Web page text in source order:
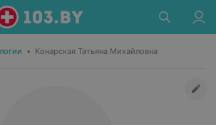
• Конарская Татьяна Михайловна